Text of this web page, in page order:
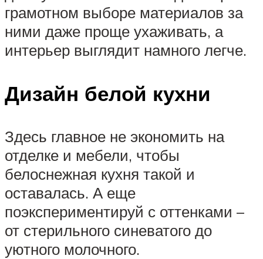
грамотном выборе материалов за
ними даже проще ухаживать, а
интерьер выглядит намного легче.
Дизайн белой кухни
Здесь главное не экономить на
отделке и мебели, чтобы
белоснежная кухня такой и
оставалась. А еще
поэкспериментируй с оттенками –
от стерильного синеватого до
уютного молочного.